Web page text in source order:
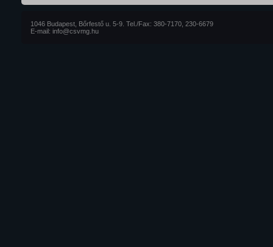
1046 Budapest, Bőrfestő u. 5-9. Tel./Fax: 380-7170, 230-6679
E-mail: info@csvmg.hu